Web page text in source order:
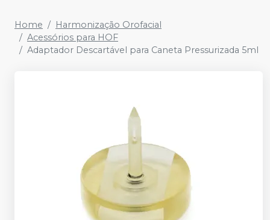
Home
Harmonização Orofacial
Acessórios para HOF
Adaptador Descartável para Caneta Pressurizada 5ml